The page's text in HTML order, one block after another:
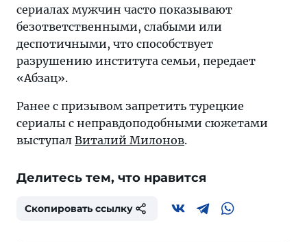
сериалах мужчин часто показывают
безответственными, слабыми или
деспотичными, что способствует
разрушению института семьи, передает
«Абзац».
Ранее с призывом запретить турецкие
сериалы с неправдоподобными сюжетами
выступал Виталий Милонов.
Делитесь тем, что нравится
Скопировать ссылку